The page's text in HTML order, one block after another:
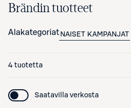
Brändin tuotteet
Alakategoriat NAISET KAMPANJAT
4 tuotetta
Saatavilla verkosta